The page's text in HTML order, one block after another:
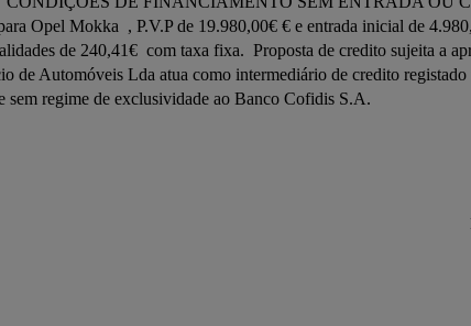
Opel Mokka  , P.V.P de 19.980,00€ € e entrada inicial de
de 240,41€  com taxa fixa.  Proposta de credito sujeita a
de Automóveis Lda atua como intermediário de credito registado
sem regime de exclusividade ao Banco Cofidis S.A.